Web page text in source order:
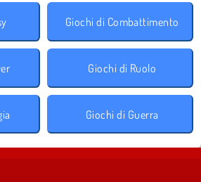
Giochi di Combattimento
Giochi di Ruolo
Giochi di Guerra